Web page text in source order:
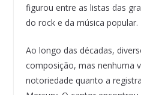
figurou entre as listas das
do rock e da música popular.
Ao longo das décadas,
composição, mas nenhuma
notoriedade quanto a